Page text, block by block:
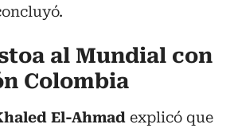
al Mundial con
Colombia
El-Ahmad explicó que